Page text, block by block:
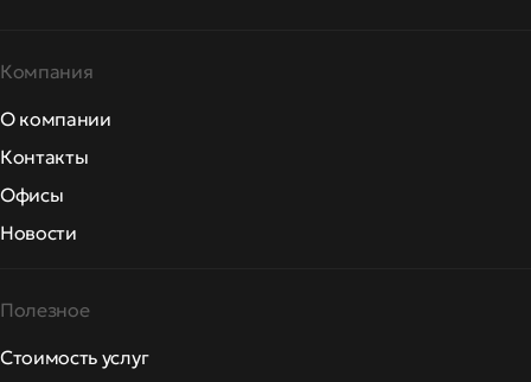
Компания
О компании
Контакты
Офисы
Новости
Полезное
Стоимость услуг